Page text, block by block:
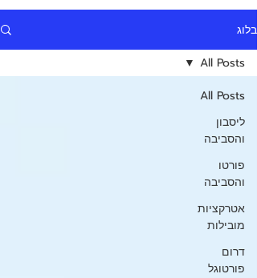
בלוג
All Posts
ליסבון
והסביבה
פורטו
והסביבה
אטרקציות
מובילות
דרום
פורטוגל
All Posts